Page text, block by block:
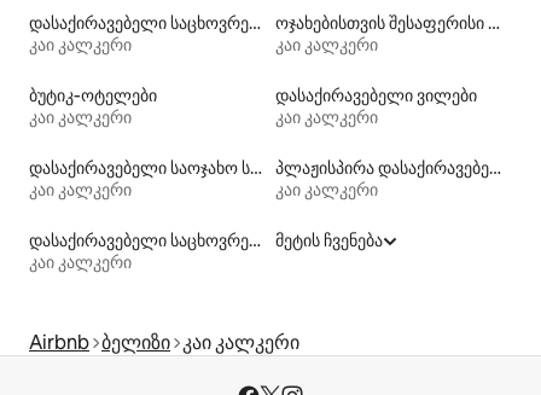
დასაქირავებელი საცხოვრებლები აუზებით
კაი კალკერი
ოჯახებისთვის შესაფერისი დასაქირავებელი საცხოვრებლები
კაი კალკერი
ბუტიკ‑ოტელები
კაი კალკერი
დასაქირავებელი ვილები
კაი კალკერი
დასაქირავებელი საოჯახო სასტუმროები
კაი კალკერი
პლაჟისპირა დასაქირავებელი საცხოვრებლები
კაი კალკერი
დასაქირავებელი საცხოვრებლები კაიაკით
კაი კალკერი
მეტის ჩვენება
Airbnb ბელიზი კაი კალკერი